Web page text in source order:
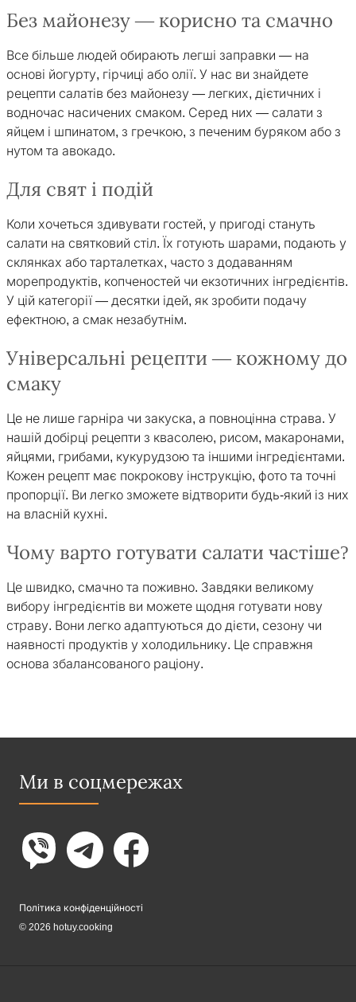
Без майонезу — корисно та смачно
Все більше людей обирають легші заправки — на
основі йогурту, гірчиці або олії. У нас ви знайдете
рецепти салатів без майонезу — легких, дієтичних і
водночас насичених смаком. Серед них — салати з
яйцем і шпинатом, з гречкою, з печеним буряком або з
нутом та авокадо.
Для свят і подій
Коли хочеться здивувати гостей, у пригоді стануть
салати на святковий стіл. Їх готують шарами, подають у
склянках або тарталетках, часто з додаванням
морепродуктів, копченостей чи екзотичних інгредієнтів.
У цій категорії — десятки ідей, як зробити подачу
ефектною, а смак незабутнім.
Універсальні рецепти — кожному до
смаку
Це не лише гарніра чи закуска, а повноцінна страва. У
нашій добірці рецепти з квасолею, рисом, макаронами,
яйцями, грибами, кукурудзою та іншими інгредієнтами.
Кожен рецепт має покрокову інструкцію, фото та точні
пропорції. Ви легко зможете відтворити будь-який із них
на власній кухні.
Чому варто готувати салати частіше?
Це швидко, смачно та поживно. Завдяки великому
вибору інгредієнтів ви можете щодня готувати нову
страву. Вони легко адаптуються до дієти, сезону чи
наявності продуктів у холодильнику. Це справжня
основа збалансованого раціону.
Ми в соцмережах
Політика конфіденційності
© 2026 hotuy.cooking